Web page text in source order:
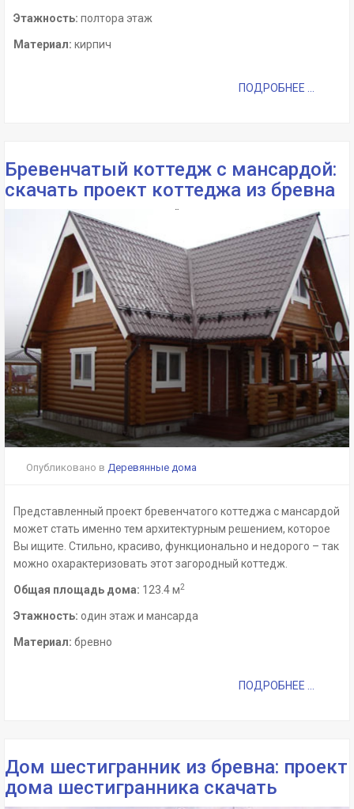
Этажность: полтора этаж
Материал: кирпич
ПОДРОБНЕЕ ...
Бревенчатый коттедж с мансардой:
скачать проект коттеджа из бревна
Опубликовано в Деревянные дома
Представленный проект бревенчатого коттеджа с мансардой
может стать именно тем архитектурным решением, которое
Вы ищите. Стильно, красиво, функционально и недорого – так
можно охарактеризовать этот загородный коттедж.
Общая площадь дома: 123.4 м2
Этажность: один этаж и мансарда
Материал: бревно
ПОДРОБНЕЕ ...
Дом шестигранник из бревна: проект
дома шестигранника скачать